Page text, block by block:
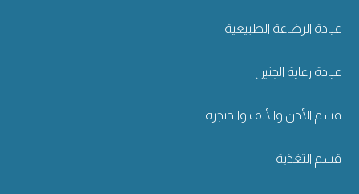
عيادة الرضاعة الطبيعية
عيادة رعاية الجنين
قسم الأذن والأنف والحنجرة
قسم التغذية